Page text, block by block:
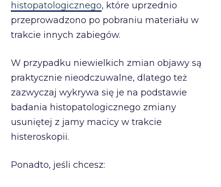
histopatologicznego, które uprzednio
przeprowadzono po pobraniu materiału w
trakcie innych zabiegów.
W przypadku niewielkich zmian objawy są
praktycznie nieodczuwalne, dlatego też
zazwyczaj wykrywa się je na podstawie
badania histopatologicznego zmiany
usuniętej z jamy macicy w trakcie
histeroskopii.
Ponadto, jeśli chcesz: